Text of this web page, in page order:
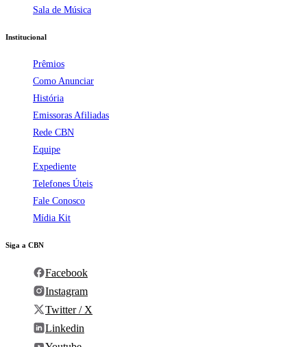
Sala de Música
Institucional
Prêmios
Como Anunciar
História
Emissoras Afiliadas
Rede CBN
Equipe
Expediente
Telefones Úteis
Fale Conosco
Mídia Kit
Siga a CBN
Facebook
Instagram
Twitter / X
Linkedin